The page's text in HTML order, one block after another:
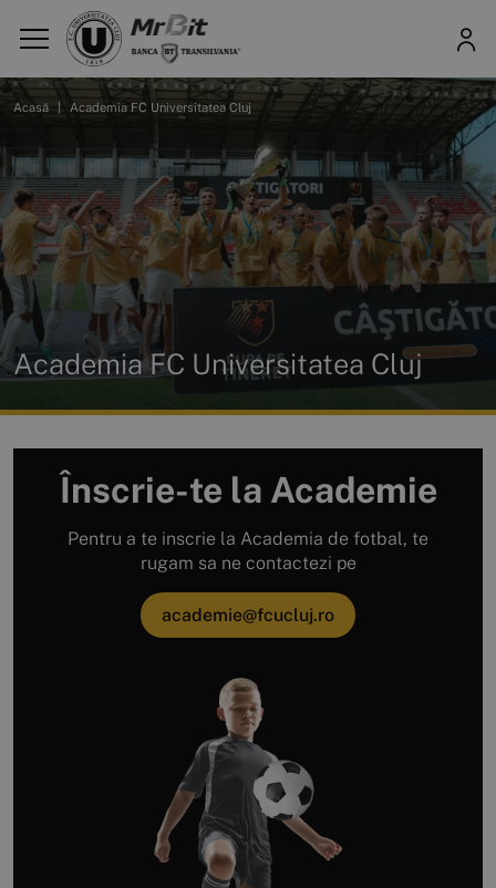
Acasă Academia FC Universitatea Cluj
Academia FC Universitatea Cluj
Înscrie-te la Academie
Pentru a te inscrie la Academia de fotbal, te
rugam sa ne contactezi pe
academie@fcucluj.ro